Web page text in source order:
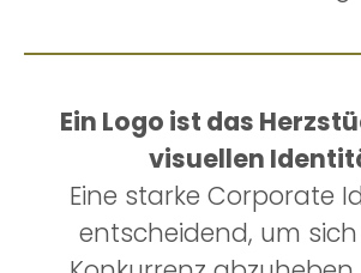
Ein Logo ist das
visuellen
Eine starke Corporate
entscheidend, um